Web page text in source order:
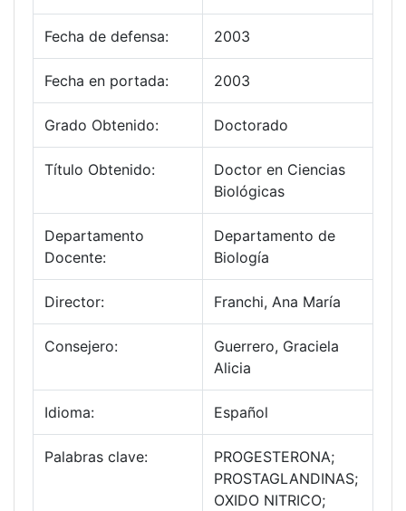
Fecha de defensa: 2003
Fecha en portada: 2003
Grado Obtenido: Doctorado
Título Obtenido:
Doctor en Ciencias
Biológicas
Departamento
Docente:
Departamento de
Biología
Director: Franchi, Ana María
Consejero:
Guerrero, Graciela
Alicia
Idioma: Español
Palabras clave:
PROGESTERONA;
PROSTAGLANDINAS;
OXIDO NITRICO;